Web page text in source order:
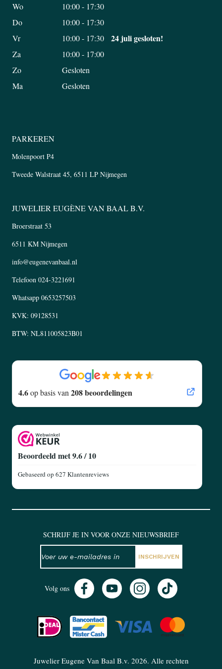
Wo
10:00 - 17:30
Do
10:00 - 17:30
Vr
10:00 - 17:30 24 juli gesloten!
Za
10:00 - 17:00
Zo
Gesloten
Ma
Gesloten
PARKEREN
Molenpoort P4
Tweede Walstraat 45, 6511 LP Nijmegen
JUWELIER EUGÈNE VAN BAAL B.V.
Broerstraat 53
6511 KM Nijmegen
info@eugenevanbaal.nl
Telefoon 024-3221691
Whatsapp 0653257503
KVK: 09128531
BTW: NL811005823B01
4.6op basis van 208 beoordelingen
Beoordeeld met 9.6 / 10
Gebaseerd op 627 Klantenreviews
SCHRIJF JE IN VOOR ONZE NIEUWSBRIEF
INSCHRIJVEN
Volg ons
Juwelier Eugene Van Baal B.v. 2026. Alle rechten